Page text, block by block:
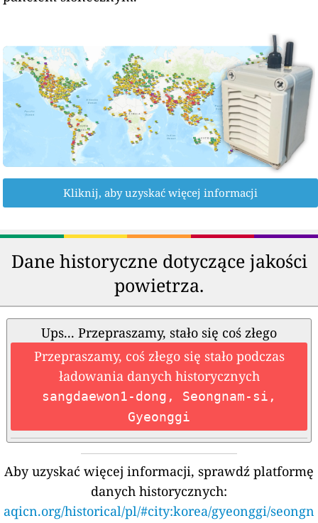
Kliknij, aby uzyskać więcej informacji
Dane historyczne dotyczące jakości
powietrza.
Ups... Przepraszamy, stało się coś złego
Przepraszamy, coś złego się stało podczas
ładowania danych historycznych
sangdaewon1-dong, Seongnam-si,
Gyeonggi
Aby uzyskać więcej informacji, sprawdź platformę
danych historycznych:
aqicn.org/historical/pl/#city:korea/gyeonggi/seongn